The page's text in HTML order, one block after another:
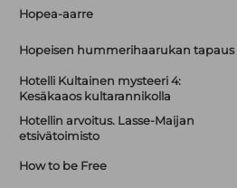
Hopea-aarre
Hopeisen hummerihaarukan tapaus
Hotelli Kultainen mysteeri 4:
Kesäkaaos kultarannikolla
Hotellin arvoitus. Lasse-Maijan
etsivätoimisto
How to be Free